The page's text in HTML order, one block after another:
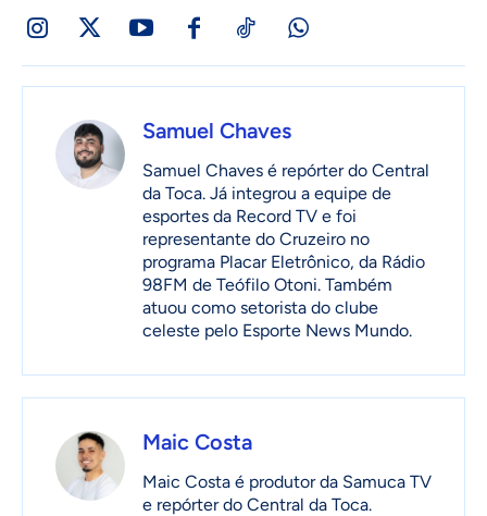
Samuel Chaves
Samuel Chaves é repórter do Central
da Toca. Já integrou a equipe de
esportes da Record TV e foi
representante do Cruzeiro no
programa Placar Eletrônico, da Rádio
98FM de Teófilo Otoni. Também
atuou como setorista do clube
celeste pelo Esporte News Mundo.
Maic Costa
Maic Costa é produtor da Samuca TV
e repórter do Central da Toca.